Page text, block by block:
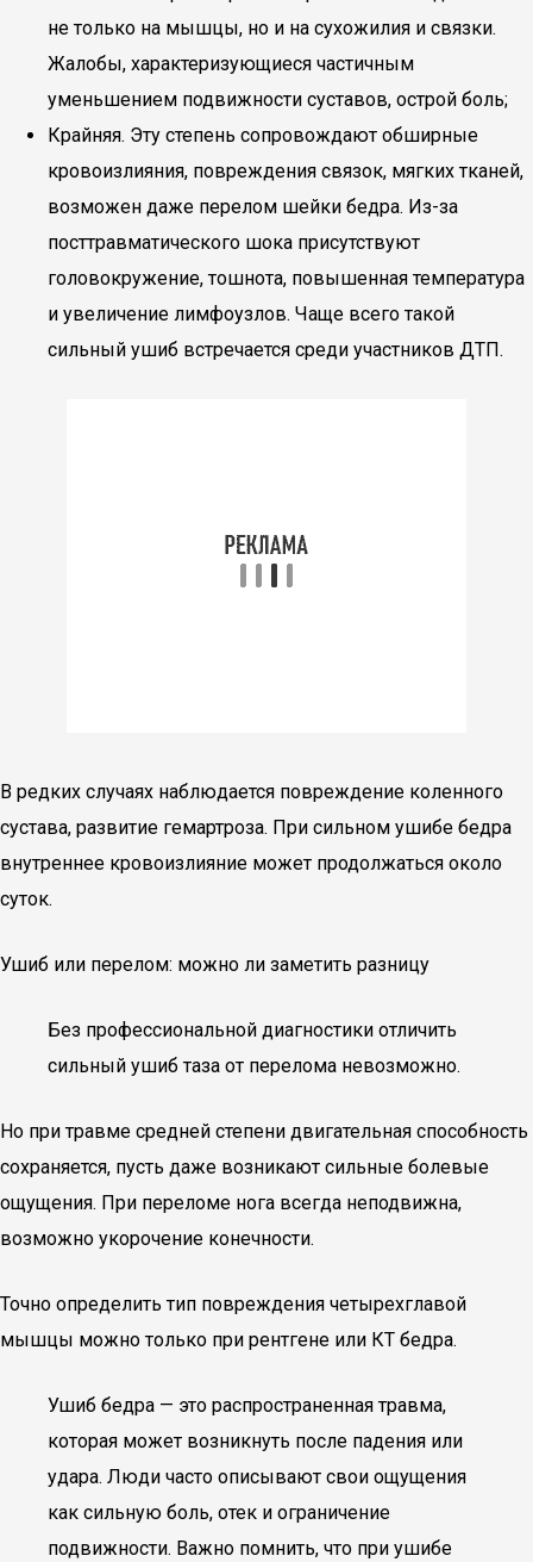
не только на мышцы, но и на сухожилия и связки.
Жалобы, характеризующиеся частичным
уменьшением подвижности суставов, острой боль;
Крайняя. Эту степень сопровождают обширные
кровоизлияния, повреждения связок, мягких тканей,
возможен даже перелом шейки бедра. Из-за
посттравматического шока присутствуют
головокружение, тошнота, повышенная температура
и увеличение лимфоузлов. Чаще всего такой
сильный ушиб встречается среди участников ДТП.
В редких случаях наблюдается повреждение коленного
сустава, развитие гемартроза. При сильном ушибе бедра
внутреннее кровоизлияние может продолжаться около
суток.
Ушиб или перелом: можно ли заметить разницу
Без профессиональной диагностики отличить
сильный ушиб таза от перелома невозможно.
Но при травме средней степени двигательная способность
сохраняется, пусть даже возникают сильные болевые
ощущения. При переломе нога всегда неподвижна,
возможно укорочение конечности.
Точно определить тип повреждения четырехглавой
мышцы можно только при рентгене или КТ бедра.
Ушиб бедра — это распространенная травма,
которая может возникнуть после падения или
удара. Люди часто описывают свои ощущения
как сильную боль, отек и ограничение
подвижности. Важно помнить, что при ушибе